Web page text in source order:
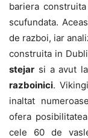
bariera
scufundata.
de razboi, iar
construita in
stejar si a avut
razboinici.
inaltat
ofera
cele 60 de